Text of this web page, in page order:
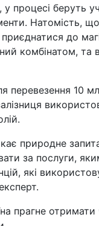
у процесі беруть
Натомість,
приєднатися до
комбінатом, та
перевезення 10
природне
за послуги,
які
прагне